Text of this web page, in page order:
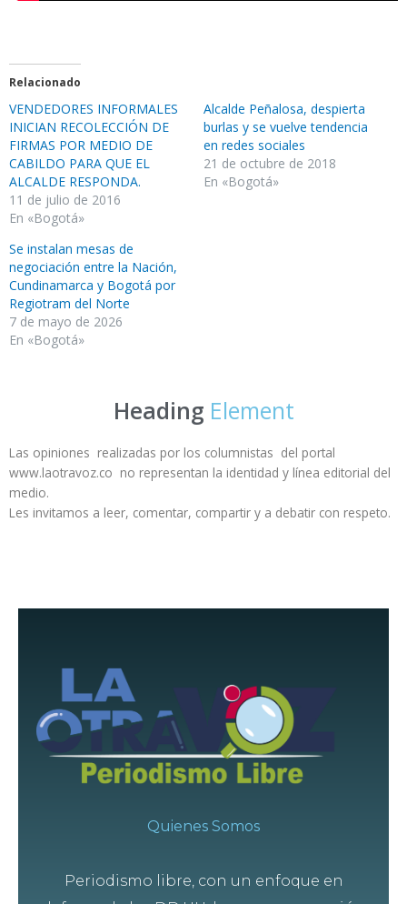
Relacionado
VENDEDORES INFORMALES
INICIAN RECOLECCIÓN DE
FIRMAS POR MEDIO DE
CABILDO PARA QUE EL
ALCALDE RESPONDA.
11 de julio de 2016
En «Bogotá»
Alcalde Peñalosa, despierta
burlas y se vuelve tendencia
en redes sociales
21 de octubre de 2018
En «Bogotá»
Se instalan mesas de
negociación entre la Nación,
Cundinamarca y Bogotá por
Regiotram del Norte
7 de mayo de 2026
En «Bogotá»
Heading Element
Las opiniones realizadas por los columnistas del portal
www.laotravoz.co no representan la identidad y línea editorial del
medio.
Les invitamos a leer, comentar, compartir y a debatir con respeto.
Quienes Somos
Periodismo libre, con un enfoque en